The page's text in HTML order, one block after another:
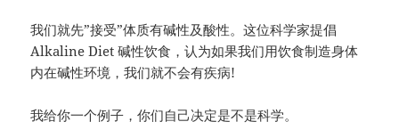
我们就先”接受”体质有碱性及酸性。这位科学家提倡
Alkaline Diet 碱性饮食，认为如果我们用饮食制造身体
内在碱性环境，我们就不会有疾病!
我给你一个例子，你们自己决定是不是科学。